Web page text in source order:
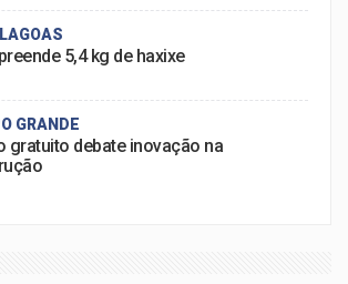
5,4 kg de haxixe
GRANDE
gratuito debate inovação na